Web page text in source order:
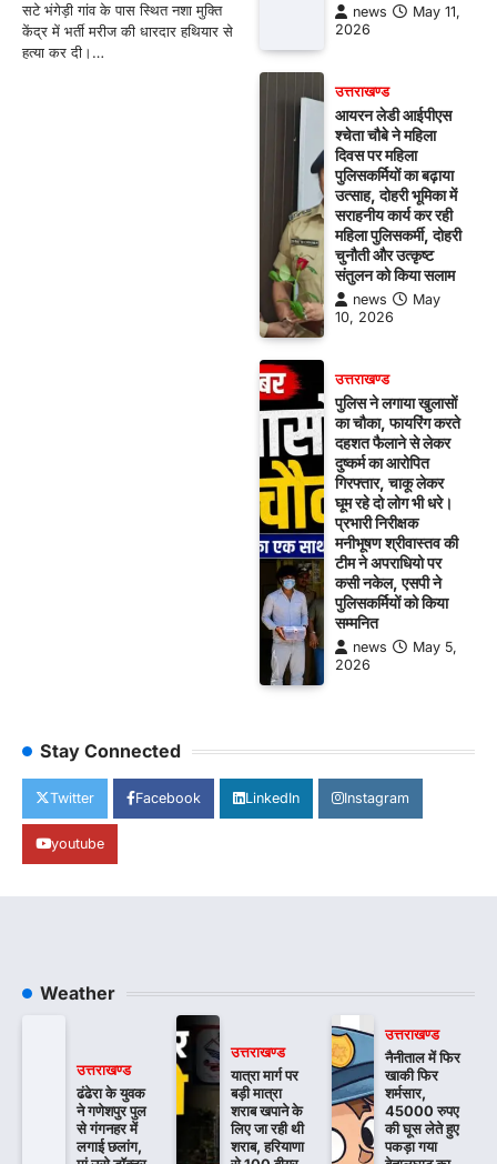
सटे भंगेड़ी गांव के पास स्थित नशा मुक्ति
केंद्र में भर्ती मरीज की धारदार हथियार से
हत्या कर दी।…
news
May 11,
2026
उत्तराखण्ड
आयरन लेडी आईपीएस
श्चेता चौबे ने महिला
दिवस पर महिला
पुलिसकर्मियों का बढ़ाया
उत्साह, दोहरी भूमिका में
सराहनीय कार्य कर रही
महिला पुलिसकर्मी, दोहरी
चुनौती और उत्कृष्ट
संतुलन को किया सलाम
news
May
10, 2026
उत्तराखण्ड
पुलिस ने लगाया खुलासों
का चौका, फायरिंग करते
दहशत फैलाने से लेकर
दुष्कर्म का आरोपित
गिरफ्तार, चाकू लेकर
घूम रहे दो लोग भी धरे।
प्रभारी निरीक्षक
मनीभूषण श्रीवास्तव की
टीम ने अपराधियो पर
कसी नकेल, एसपी ने
पुलिसकर्मियों को किया
सम्मनित
news
May 5,
2026
Stay Connected
Twitter Facebook LinkedIn Instagram
youtube
Weather
उत्तराखण्ड
ढंढेरा के युवक
ने गणेशपुर पुल
से गंगनहर में
लगाई छलांग,
उत्तराखण्ड
यात्रा मार्ग पर
बड़ी मात्रा
शराब खपाने के
लिए जा रही थी
शराब, हरियाणा
उत्तराखण्ड
नैनीताल में फिर
खाकी फिर
शर्मसार,
45000 रुपए
की घूस लेते हुए
पकड़ा गया